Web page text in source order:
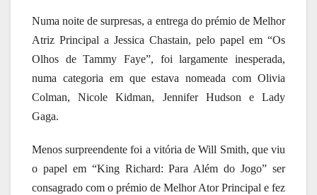
Numa noite de surpresas, a entrega do prémio de Melhor
Atriz Principal a Jessica Chastain, pelo papel em “Os
Olhos de Tammy Faye”, foi largamente inesperada,
numa categoria em que estava nomeada com Olivia
Colman, Nicole Kidman, Jennifer Hudson e Lady
Gaga.
Menos surpreendente foi a vitória de Will Smith, que viu
o papel em “King Richard: Para Além do Jogo” ser
consagrado com o prémio de Melhor Ator Principal e fez